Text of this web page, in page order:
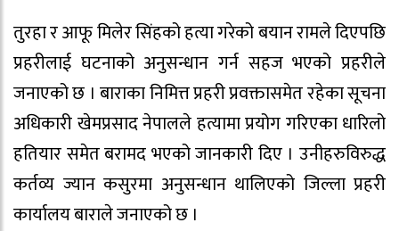
तुरहा र आफू मिलेर सिंहको हत्या गरेको बयान रामले दिएपछि
प्रहरीलाई घटनाको अनुसन्धान गर्न सहज भएको प्रहरीले
जनाएको छ । बाराका निमित्त प्रहरी प्रवक्तासमेत रहेका सूचना
अधिकारी खेमप्रसाद नेपालले हत्यामा प्रयोग गरिएका धारिलो
हतियार समेत बरामद भएको जानकारी दिए । उनीहरुविरुद्ध
कर्तव्य ज्यान कसुरमा अनुसन्धान थालिएको जिल्ला प्रहरी
कार्यालय बाराले जनाएको छ ।